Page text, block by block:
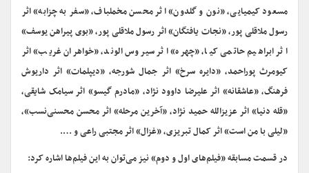
مسعود کیمیایی، «نون و گلدون» اثر محسن مخملباف، «سفر به چزابه» اثر
رسول ملاقلی پور، «نجات یافتگان» اثر رسول ملاقلی پور، «بوی پیراهن یوسف»
اثر ابراهیم حاتمی کیا، «چهره» اثر سیروس الوند، «خواهران غریب» اثر
کیومرث پوراحمد، «دایره سرخ» اثر جمال شورجه، «دیپلمات» اثر داریوش
فرهنگ، «عاشقانه» اثر علیرضا داوود نژاد، «مادرم گیسو» اثر سیامک شایقی،
«قله دنیا» اثر عزیزالله حمید نژاد، «آخرین مرحله» اثر محسن محسنی‌نسب»،
«لیلی با من است» اثر کمال تبریزی، «غزال» اثر مجتبی راعی و ….
در قسمت مسابقه «فیلم‌های اول و دوم» نیز می‌توان به این فیلم‌ها اشاره کرد: